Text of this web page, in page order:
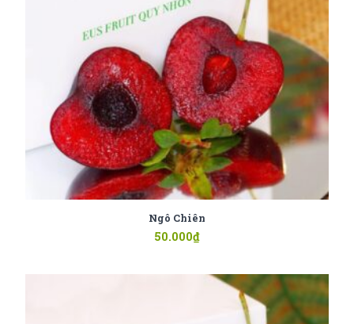
Ngô Chiên
50.000₫